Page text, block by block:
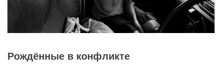
Рождённые в конфликте